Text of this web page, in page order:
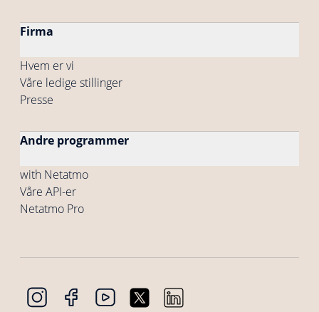
Firma
Hvem er vi
Våre ledige stillinger
Presse
Andre programmer
with Netatmo
Våre API-er
Netatmo Pro